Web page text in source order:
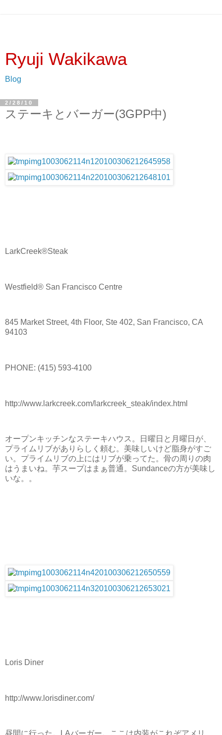
Ryuji Wakikawa
Blog
2/28/10
ステーキとバーガー(3GPP中)
LarkCreek®Steak
Westfield® San Francisco Centre
845 Market Street, 4th Floor, Ste 402, San Francisco, CA
94103
PHONE: (415) 593-4100
http://www.larkcreek.com/larkcreek_steak/index.html
オープンキッチンなステーキハウス。日曜日と月曜日が、
プライムリブがありらしく頼む。美味しいけど脂身がすご
い。プライムリブの上にはリブが乗ってた。骨の周りの肉
はうまいね。芋スープはまぁ普通。Sundanceの方が美味し
いな。。
Loris Diner
http://www.lorisdiner.com/